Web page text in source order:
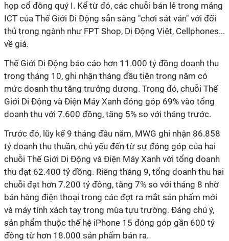
họp cổ đông quý I. Kể từ đó, các chuỗi bán lẻ trong mảng
ICT của Thế Giới Di Động sẵn sàng "chơi sát ván" với đối
thủ trong ngành như FPT Shop, Di Động Việt, Cellphones...
về giá.
Thế Giới Di Động báo cáo hơn 11.000 tỷ đồng doanh thu
trong tháng 10, ghi nhận tháng đầu tiên trong năm có
mức doanh thu tăng trưởng dương. Trong đó, chuỗi Thế
Giới Di Động và Điện Máy Xanh đóng góp 69% vào tổng
doanh thu với 7.600 đồng, tăng 5% so với tháng trước.
Trước đó, lũy kế 9 tháng đầu năm, MWG ghi nhận 86.858
tỷ doanh thu thuần, chủ yếu đến từ sự đóng góp của hai
chuỗi Thế Giới Di Động và Điện Máy Xanh với tổng doanh
thu đạt 62.400 tỷ đồng. Riêng tháng 9, tổng doanh thu hai
chuỗi đạt hơn 7.200 tỷ đồng, tăng 7% so với tháng 8 nhờ
bán hàng điện thoại trong các đợt ra mắt sản phẩm mới
và máy tính xách tay trong mùa tựu trường. Đáng chú ý,
sản phẩm thuộc thế hệ iPhone 15 đóng góp gần 600 tỷ
đồng từ hơn 18.000 sản phẩm bán ra.